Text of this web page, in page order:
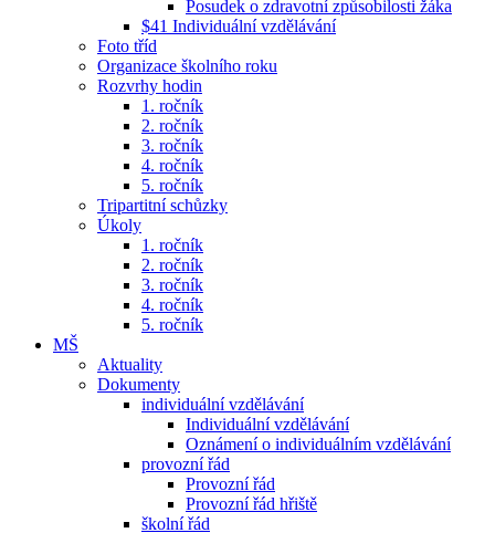
Posudek o zdravotní způsobilosti žáka
$41 Individuální vzdělávání
Foto tříd
Organizace školního roku
Rozvrhy hodin
1. ročník
2. ročník
3. ročník
4. ročník
5. ročník
Tripartitní schůzky
Úkoly
1. ročník
2. ročník
3. ročník
4. ročník
5. ročník
MŠ
Aktuality
Dokumenty
individuální vzdělávání
Individuální vzdělávání
Oznámení o individuálním vzdělávání
provozní řád
Provozní řád
Provozní řád hřiště
školní řád